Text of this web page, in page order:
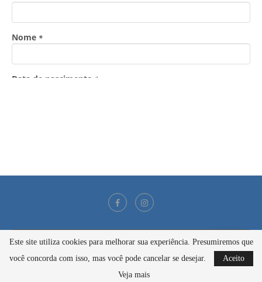
@2021 - Todos os direitos reservados
BACK TO TOP
Este site utiliza cookies para melhorar sua experiência. Presumiremos que
você concorda com isso, mas você pode cancelar se desejar.
Aceito
Veja mais